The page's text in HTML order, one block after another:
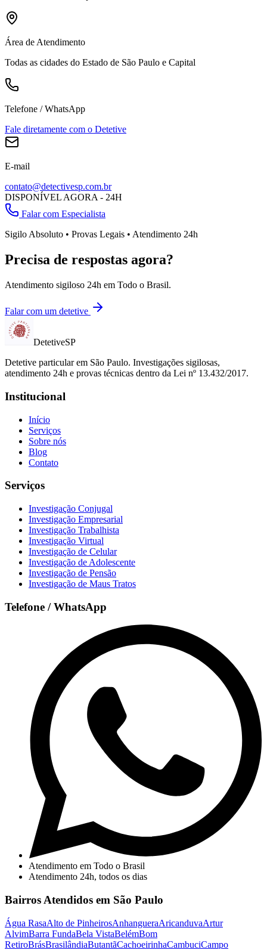
Área de Atendimento
Todas as cidades do Estado de São Paulo e Capital
Telefone / WhatsApp
Fale diretamente com o Detetive
E-mail
contato@detectivesp.com.br
DISPONÍVEL AGORA - 24H
Falar com Especialista
Sigilo Absoluto • Provas Legais • Atendimento 24h
Precisa de respostas agora?
Atendimento sigiloso 24h em Todo o Brasil.
Falar com um detetive
DetetiveSP
Detetive particular em São Paulo. Investigações sigilosas,
atendimento 24h e provas técnicas dentro da Lei nº 13.432/2017.
Institucional
Início
Serviços
Sobre nós
Blog
Contato
Serviços
Investigação Conjugal
Investigação Empresarial
Investigação Trabalhista
Investigação Virtual
Investigação de Celular
Investigação de Adolescente
Investigação de Pensão
Investigação de Maus Tratos
Telefone / WhatsApp
Atendimento em Todo o Brasil
Atendimento 24h, todos os dias
Bairros Atendidos em São Paulo
Água RasaAlto de PinheirosAnhangueraAricanduvaArtur
AlvimBarra FundaBela VistaBelémBom
RetiroBrásBrasilândiaButantãCachoeirinhaCambuciCampo